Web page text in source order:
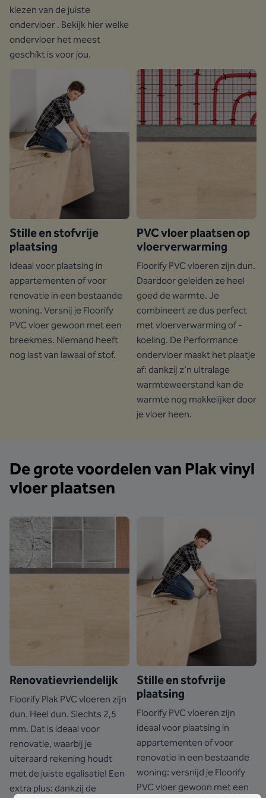
kiezen van de juiste
ondervloer . Bekijk hier welke
ondervloer het meest
geschikt is voor jou.
Stille en stofvrije
plaatsing
Ideaal voor plaatsing in
appartementen of voor
renovatie in een bestaande
woning. Versnij je Floorify
PVC vloer gewoon met een
breekmes. Niemand heeft
nog last van lawaai of stof.
PVC vloer plaatsen op
vloerverwarming
Floorify PVC vloeren zijn dun.
Daardoor geleiden ze heel
goed de warmte. Je
combineert ze dus perfect
met vloerverwarming of -
koeling. De Performance
ondervloer maakt het plaatje
af: dankzij z’n ultralage
warmteweerstand kan de
warmte nog makkelijker door
je vloer heen.
De grote voordelen van Plak vinyl
vloer plaatsen
Renovatievriendelijk
Floorify Plak PVC vloeren zijn
dun. Heel dun. Slechts 2,5
mm. Dat is ideaal voor
renovatie, waarbij je
uiteraard rekening houdt
met de juiste egalisatie! Een
extra plus: dankzij de
Stille en stofvrije
plaatsing
Floorify PVC vloeren zijn
ideaal voor plaatsing in
appartementen of voor
renovatie in een bestaande
woning: versnijd je Floorify
PVC vloer gewoon met een